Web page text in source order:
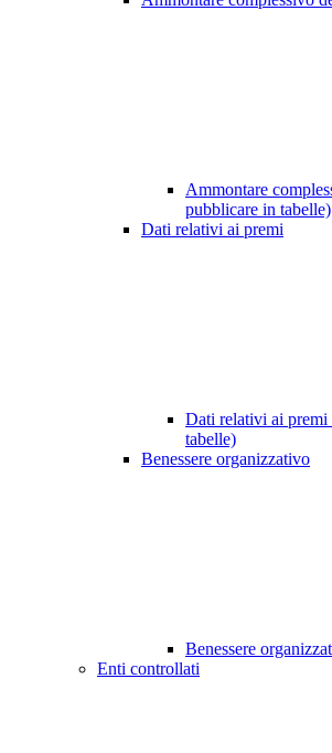
Ammontare
pubblicare in tabelle)
Dati relativi ai premi
Dati relativi ai premi
tabelle)
Benessere organizzativo
Benessere
Enti controllati